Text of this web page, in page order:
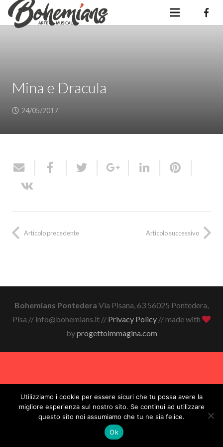
Mina e Dracula
24/05/2017
Articolo precedente Articolo successivo
Bohemians Pontedera Via Pisana, 63 56025 Pontedera,
Pisa // info@bohemians.it // Privacy Policy// made with
byprogettoimmagina.com
Utilizziamo i cookie per essere sicuri che tu possa avere la
migliore esperienza sul nostro sito. Se continui ad utilizzare
questo sito noi assumiamo che tu ne sia felice.
Ok